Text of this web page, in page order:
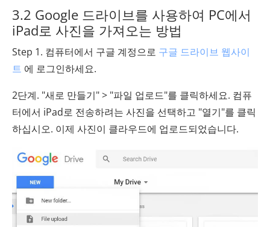
3.2 Google 드라이브를 사용하여 PC에서
iPad로 사진을 가져오는 방법
Step 1. 컴퓨터에서 구글 계정으로 구글 드라이브 웹사이
트 에 로그인하세요.
2단계. "새로 만들기" > "파일 업로드"를 클릭하세요. 컴퓨
터에서 iPad로 전송하려는 사진을 선택하고 "열기"를 클릭
하십시오. 이제 사진이 클라우드에 업로드되었습니다.